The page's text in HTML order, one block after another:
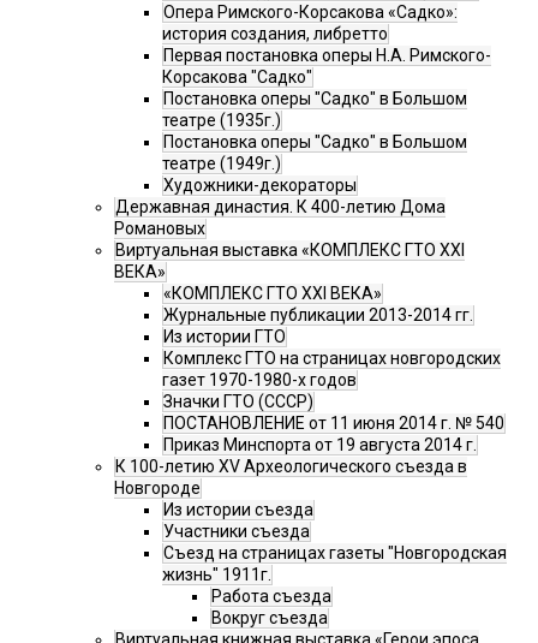
Опера Римского-Корсакова «Садко»:
история создания, либретто
Первая постановка оперы Н.А. Римского-
Корсакова "Садко"
Постановка оперы "Садко" в Большом
театре (1935г.)
Постановка оперы "Садко" в Большом
театре (1949г.)
Художники-декораторы
Державная династия. К 400-летию Дома
Романовых
Виртуальная выставка «КОМПЛЕКС ГТО XXI
ВЕКА»
«КОМПЛЕКС ГТО XXI ВЕКА»
Журнальные публикации 2013-2014 гг.
Из истории ГТО
Комплекс ГТО на страницах новгородских
газет 1970-1980-х годов
Значки ГТО (СССР)
ПОСТАНОВЛЕНИЕ от 11 июня 2014 г. № 540
Приказ Минспорта от 19 августа 2014 г.
К 100-летию XV Археологического съезда в
Новгороде
Из истории съезда
Участники съезда
Cъезд на страницах газеты "Новгородская
жизнь" 1911г.
Работа съезда
Вокруг съезда